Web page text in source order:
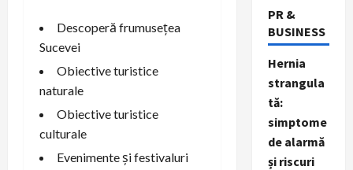
Descoperă frumusețea
Sucevei
Obiective turistice
naturale
Obiective turistice
culturale
Evenimente și festivaluri
PR &
BUSINESS
Hernia
strangula
tă:
simptome
de alarmă
și riscuri